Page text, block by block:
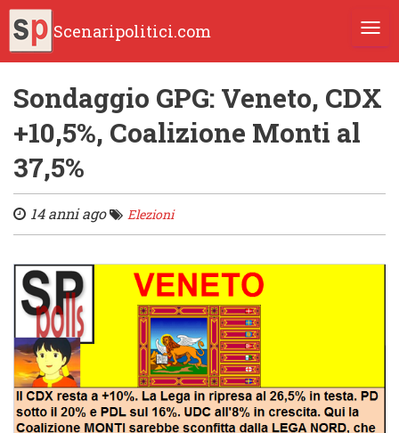
Scenaripolitici.com
Sondaggio GPG: Veneto, CDX
+10,5%, Coalizione Monti al
37,5%
14 anni ago Elezioni